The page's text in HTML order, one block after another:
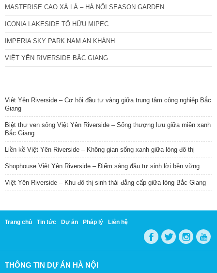
MASTERISE CAO XÀ LÁ – HÀ NỘI SEASON GARDEN
ICONIA LAKESIDE TỐ HỮU MIPEC
IMPERIA SKY PARK NAM AN KHÁNH
VIỆT YÊN RIVERSIDE BẮC GIANG
Việt Yên Riverside – Cơ hội đầu tư vàng giữa trung tâm công nghiệp Bắc
Giang
Biệt thự ven sông Việt Yên Riverside – Sống thượng lưu giữa miền xanh
Bắc Giang
Liền kề Việt Yên Riverside – Không gian sống xanh giữa lòng đô thị
Shophouse Việt Yên Riverside – Điểm sáng đầu tư sinh lời bền vững
Việt Yên Riverside – Khu đô thị sinh thái đẳng cấp giữa lòng Bắc Giang
Trang chủ Tin tức Dự án Pháp lý Liên hệ
THÔNG TIN DỰ ÁN HÀ NỘI